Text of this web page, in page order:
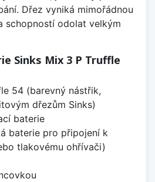
Dřez vyniká mimořádnou
schopností odolat velkým
Sinks Mix 3 P Truffle
54 (barevný nástřik,
dřezům Sinks)
baterie
baterie pro připojení k
tlakovému ohřívači)